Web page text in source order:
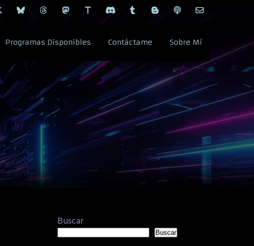
Programas Disponibles Contáctame Sobre Mí
Buscar
Buscar